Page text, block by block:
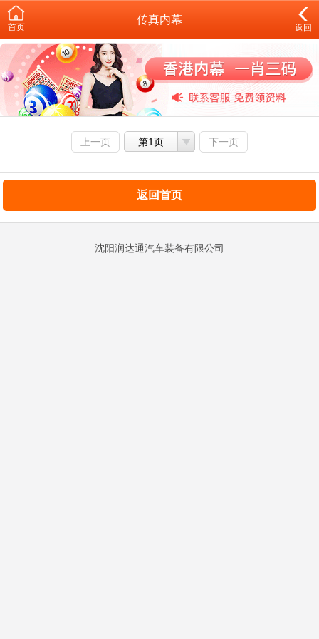
首页
传真内幕
返回
上一页 第1页 下一页
返回首页
沈阳润达通汽车装备有限公司